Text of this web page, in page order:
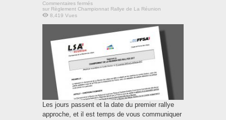
Commentaires fermés
sur Règlement Championnat Rallye de La Réunion
8,419 Vues
Les jours passent et la date du premier rallye
approche, et il est temps de vous communiquer